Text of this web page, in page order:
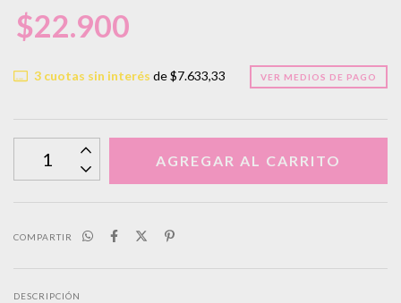
$22.900
3cuotas sin interés de$7.633,33 VER MEDIOS DE PAGO
COMPARTIR
DESCRIPCIÓN